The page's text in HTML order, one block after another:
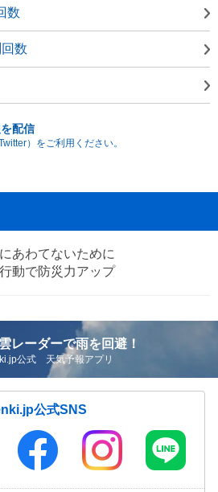
数
数
配信
）をご利用ください。
あわてないために
動で防災力アップ
レーダーで雨を回避！
公式 天気予報アプリ
公式SNS